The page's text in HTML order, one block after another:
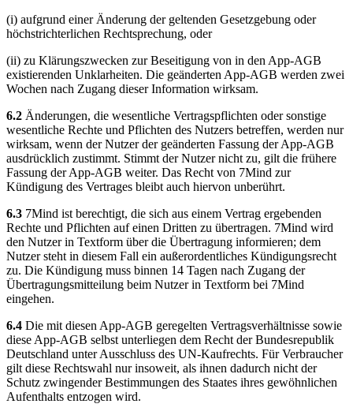
(i) aufgrund einer Änderung der geltenden Gesetzgebung oder
höchstrichterlichen Rechtsprechung, oder
(ii) zu Klärungszwecken zur Beseitigung von in den App-AGB
existierenden Unklarheiten. Die geänderten App-AGB werden zwei
Wochen nach Zugang dieser Information wirksam.
6.2 Änderungen, die wesentliche Vertragspflichten oder sonstige
wesentliche Rechte und Pflichten des Nutzers betreffen, werden nur
wirksam, wenn der Nutzer der geänderten Fassung der App-AGB
ausdrücklich zustimmt. Stimmt der Nutzer nicht zu, gilt die frühere
Fassung der App-AGB weiter. Das Recht von 7Mind zur
Kündigung des Vertrages bleibt auch hiervon unberührt.
6.3 7Mind ist berechtigt, die sich aus einem Vertrag ergebenden
Rechte und Pflichten auf einen Dritten zu übertragen. 7Mind wird
den Nutzer in Textform über die Übertragung informieren; dem
Nutzer steht in diesem Fall ein außerordentliches Kündigungsrecht
zu. Die Kündigung muss binnen 14 Tagen nach Zugang der
Übertragungsmitteilung beim Nutzer in Textform bei 7Mind
eingehen.
6.4 Die mit diesen App-AGB geregelten Vertragsverhältnisse sowie
diese App-AGB selbst unterliegen dem Recht der Bundesrepublik
Deutschland unter Ausschluss des UN-Kaufrechts. Für Verbraucher
gilt diese Rechtswahl nur insoweit, als ihnen dadurch nicht der
Schutz zwingender Bestimmungen des Staates ihres gewöhnlichen
Aufenthalts entzogen wird.